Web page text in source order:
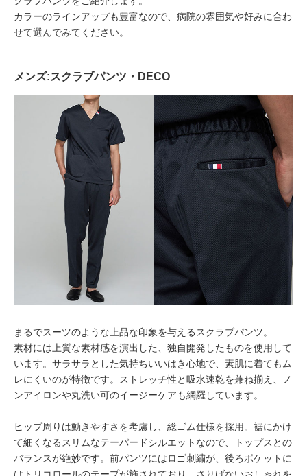
カラーのラインアップも豊富なので、病院の雰囲気や好みに合わ
せて選んでみてください。
メンズ:スクラブパンツ・DECO
まるでスーツのような上品な印象を与えるスクラブパンツ。
素材には上質な素材感を演出した、独自開発したものを使用して
います。サラサラとした気持ちいいはき心地で、素肌に着てもム
レにくいのが特徴です。ストレッチ性と吸水速乾を兼ね揃え、ノ
ンアイロンや丸洗い可のイージーケアも網羅しています。
ヒップ周りは動きやすさを考慮し、総ゴム仕様を採用。裾にかけ
て細くなるスリムなテーパードシルエットなので、トップスとの
バランスが絶妙です。前パンツにはロゴ刺繍が、後ろポケットに